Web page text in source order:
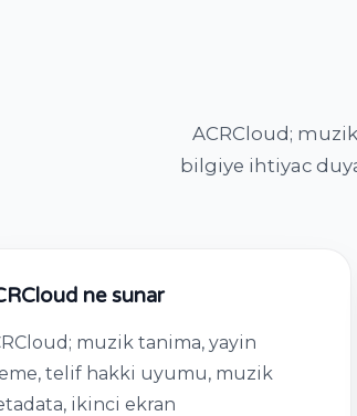
ACRCloud;
bilgiye ihtiyac
ne sunar
muzik tanima, yayin
telif hakki uyumu, muzik
ikinci ekran